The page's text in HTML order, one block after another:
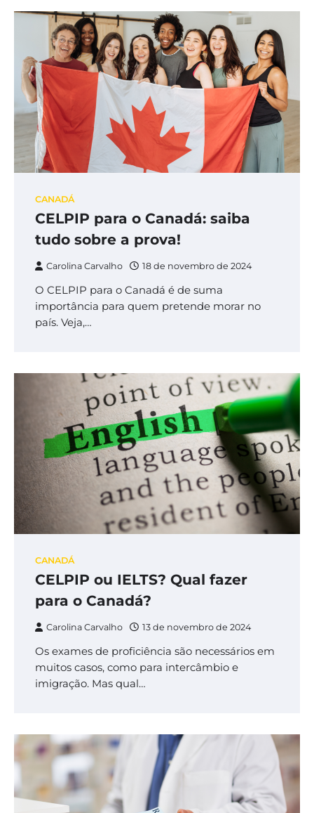
CANADÁ
CELPIP para o Canadá: saiba
tudo sobre a prova!
Carolina Carvalho 18 de novembro de 2024
O CELPIP para o Canadá é de suma
importância para quem pretende morar no
país. Veja,…
CANADÁ
CELPIP ou IELTS? Qual fazer
para o Canadá?
Carolina Carvalho 13 de novembro de 2024
Os exames de proficiência são necessários em
muitos casos, como para intercâmbio e
imigração. Mas qual…